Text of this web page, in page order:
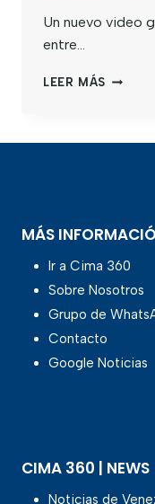
Un nuevo video
entre…
LEER MÁS
MÁS
Ir a Cima 360
Sobre Nosotros
Grupo de
Contacto
Google Noticias
CIMA 360 | NEWS
Noticias de